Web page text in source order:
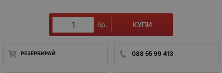
бр. КУПИ
РЕЗЕРВИРАЙ 088 55 99 413